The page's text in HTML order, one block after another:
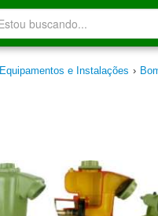
Equipamentos e Instalações ›